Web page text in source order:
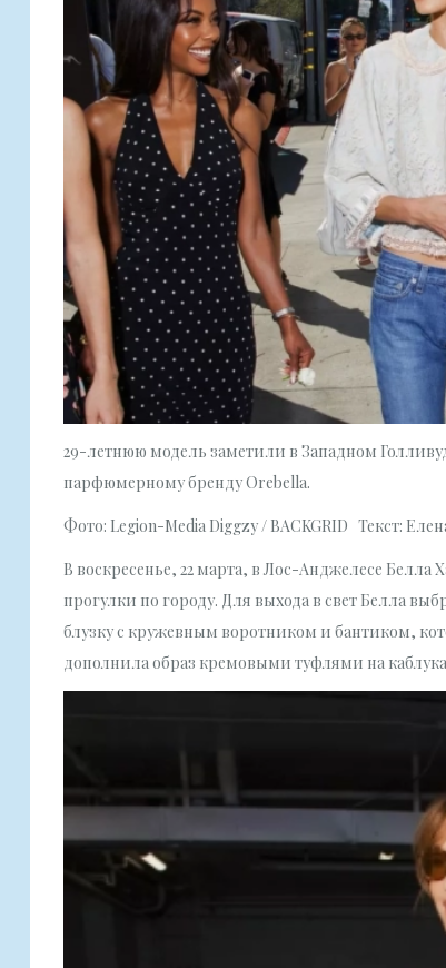
29-летнюю модель заметили в Западном
парфюмерному бренду Orebella.
Фото: Legion-Media Diggzy / BACKGRID Текст:
В воскресенье, 22 марта, в Лос-Анджелесе
прогулки по городу. Для выхода в свет Белла
блузку с кружевным воротником и бантиком,
дополнила образ кремовыми туфлями на